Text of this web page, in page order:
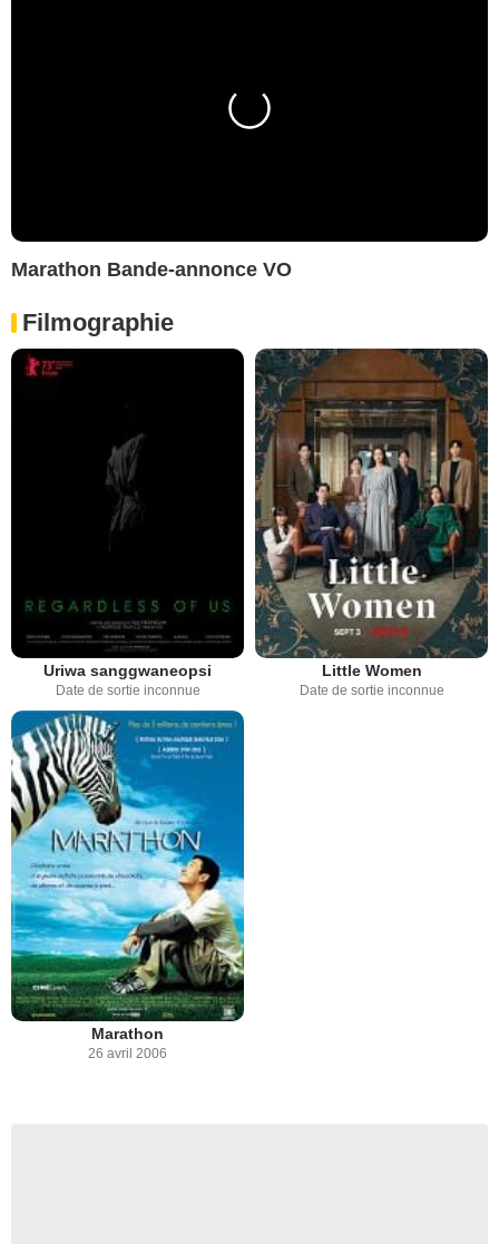
Marathon Bande-annonce VO
Filmographie
Uriwa sanggwaneopsi
Date de sortie inconnue
Little Women
Date de sortie inconnue
Marathon
26 avril 2006